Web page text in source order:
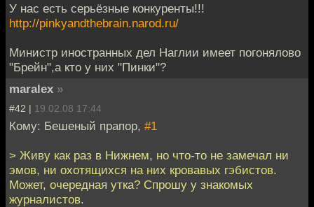
У нас есть серьёзные конкуренты!!!
http://pinkyandthebrain.narod.ru/
Министр иностранных дел Наглии имеет погонялово
"Брейн",а кто у них "Пинки"?
maralex »
#42 | 19.02.08 17:44
Кому: Бешеный прапор, #1
> Живу как раз в Нижнем, но что-то не замечал ни
эмов, ни охотящихся на них кровавых гэбистов.
Может, очередная утка? Спрошу у знакомых
журналистов.